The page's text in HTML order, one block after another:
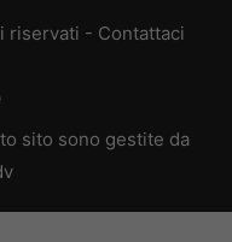
riservati - Contattaci
sito sono gestite da